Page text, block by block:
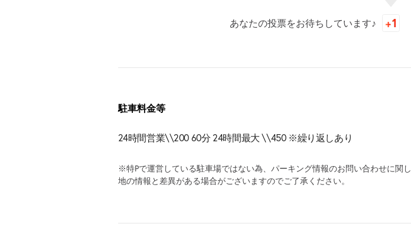
あなたの投票をお待ちしています♪
駐車料金等
24時間営業\\200 60分 24時間最大 \\450 ※繰り返しあり
※特Pで運営している駐車場ではない為、パーキング情報のお問い合わせに関
地の情報と差異がある場合がございますのでご了承ください。